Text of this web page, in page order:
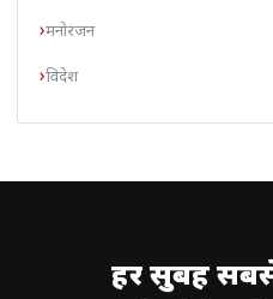
मनोरंजन
विदेश
हर सुबह